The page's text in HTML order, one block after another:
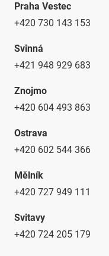
Praha Vestec
+420 730 143 153
Svinná
+421 948 929 683
Znojmo
+420 604 493 863
Ostrava
+420 602 544 366
Mělník
+420 727 949 111
Svitavy
+420 724 205 179